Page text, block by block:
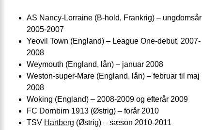
AS Nancy-Lorraine (B-hold, Frankrig) – ungdomsår
2005-2007
Yeovil Town (England) – League One-debut, 2007-
2008
Weymouth (England, lån) – januar 2008
Weston-super-Mare (England, lån) – februar til maj
2008
Woking (England) – 2008-2009 og efterår 2009
FC Dornbirn 1913 (Østrig) – forår 2010
TSV Hartberg (Østrig) – sæson 2010-2011